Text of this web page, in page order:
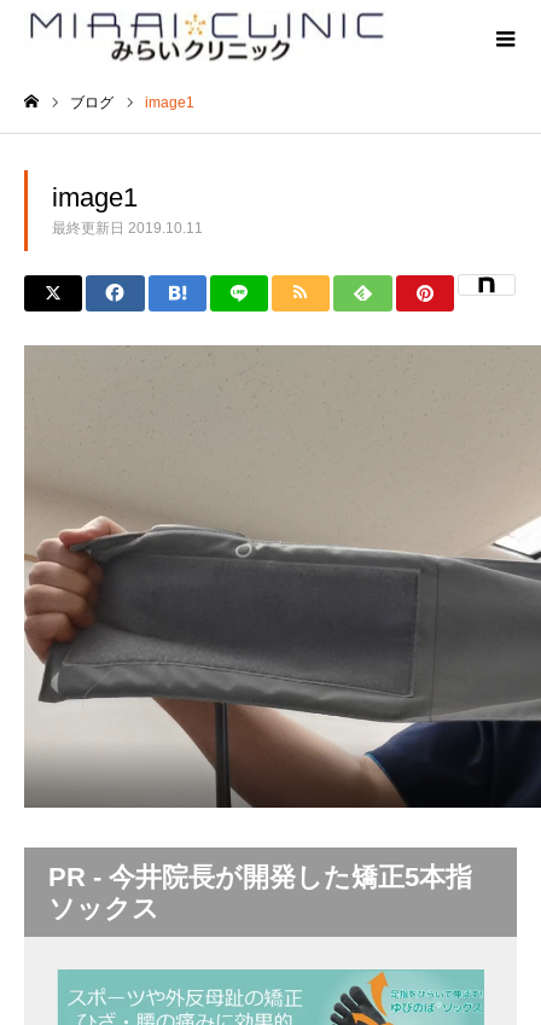
ブログ image1
image1
最終更新日 2019.10.11
PR - 今井院長が開発した矯正5本指
ソックス